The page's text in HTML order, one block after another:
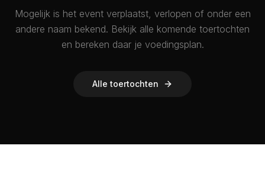
Mogelijk is het event verplaatst, verlopen of onder een
andere naam bekend. Bekijk alle komende toertochten
en bereken daar je voedingsplan.
Alle toertochten